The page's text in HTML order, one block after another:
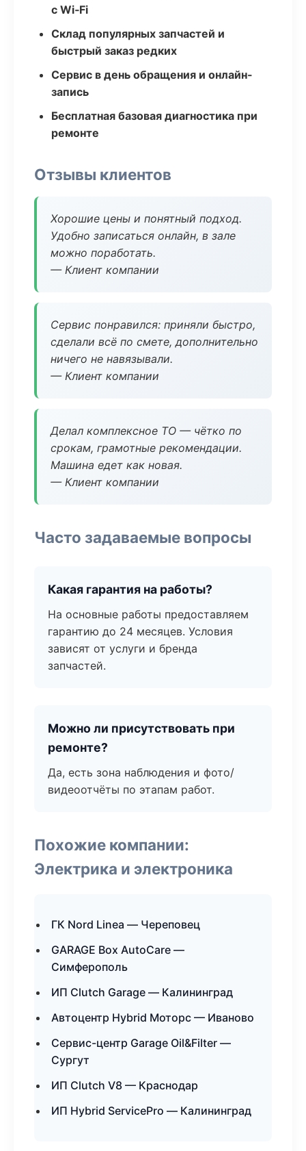
с Wi‑Fi
Склад популярных запчастей и
быстрый заказ редких
Сервис в день обращения и онлайн-
запись
Бесплатная базовая диагностика при
ремонте
Отзывы клиентов
Хорошие цены и понятный подход.
Удобно записаться онлайн, в зале
можно поработать.
— Клиент компании
Сервис понравился: приняли быстро,
сделали всё по смете, дополнительно
ничего не навязывали.
— Клиент компании
Делал комплексное ТО — чётко по
срокам, грамотные рекомендации.
Машина едет как новая.
— Клиент компании
Часто задаваемые вопросы
Какая гарантия на работы?
На основные работы предоставляем
гарантию до 24 месяцев. Условия
зависят от услуги и бренда
запчастей.
Можно ли присутствовать при
ремонте?
Да, есть зона наблюдения и фото/
видеоотчёты по этапам работ.
Похожие компании:
Электрика и электроника
ГК Nord Linea — Череповец
GARAGE Box AutoCare —
Симферополь
ИП Clutch Garage — Калининград
Автоцентр Hybrid Моторс — Иваново
Сервис-центр Garage Oil&Filter —
Сургут
ИП Clutch V8 — Краснодар
ИП Hybrid ServicePro — Калининград